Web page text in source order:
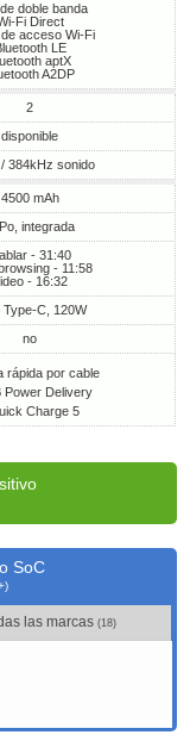
doble banda
Fi Direct
de acceso Wi-Fi
LE
aptX
A2DP
2
disponible
384kHz sonido
4500 mAh
integrada
- 31:40
- 11:58
- 16:32
Type-C, 120W
no
rápida por cable
Power Delivery
Charge 5
SoC
las marcas (18)